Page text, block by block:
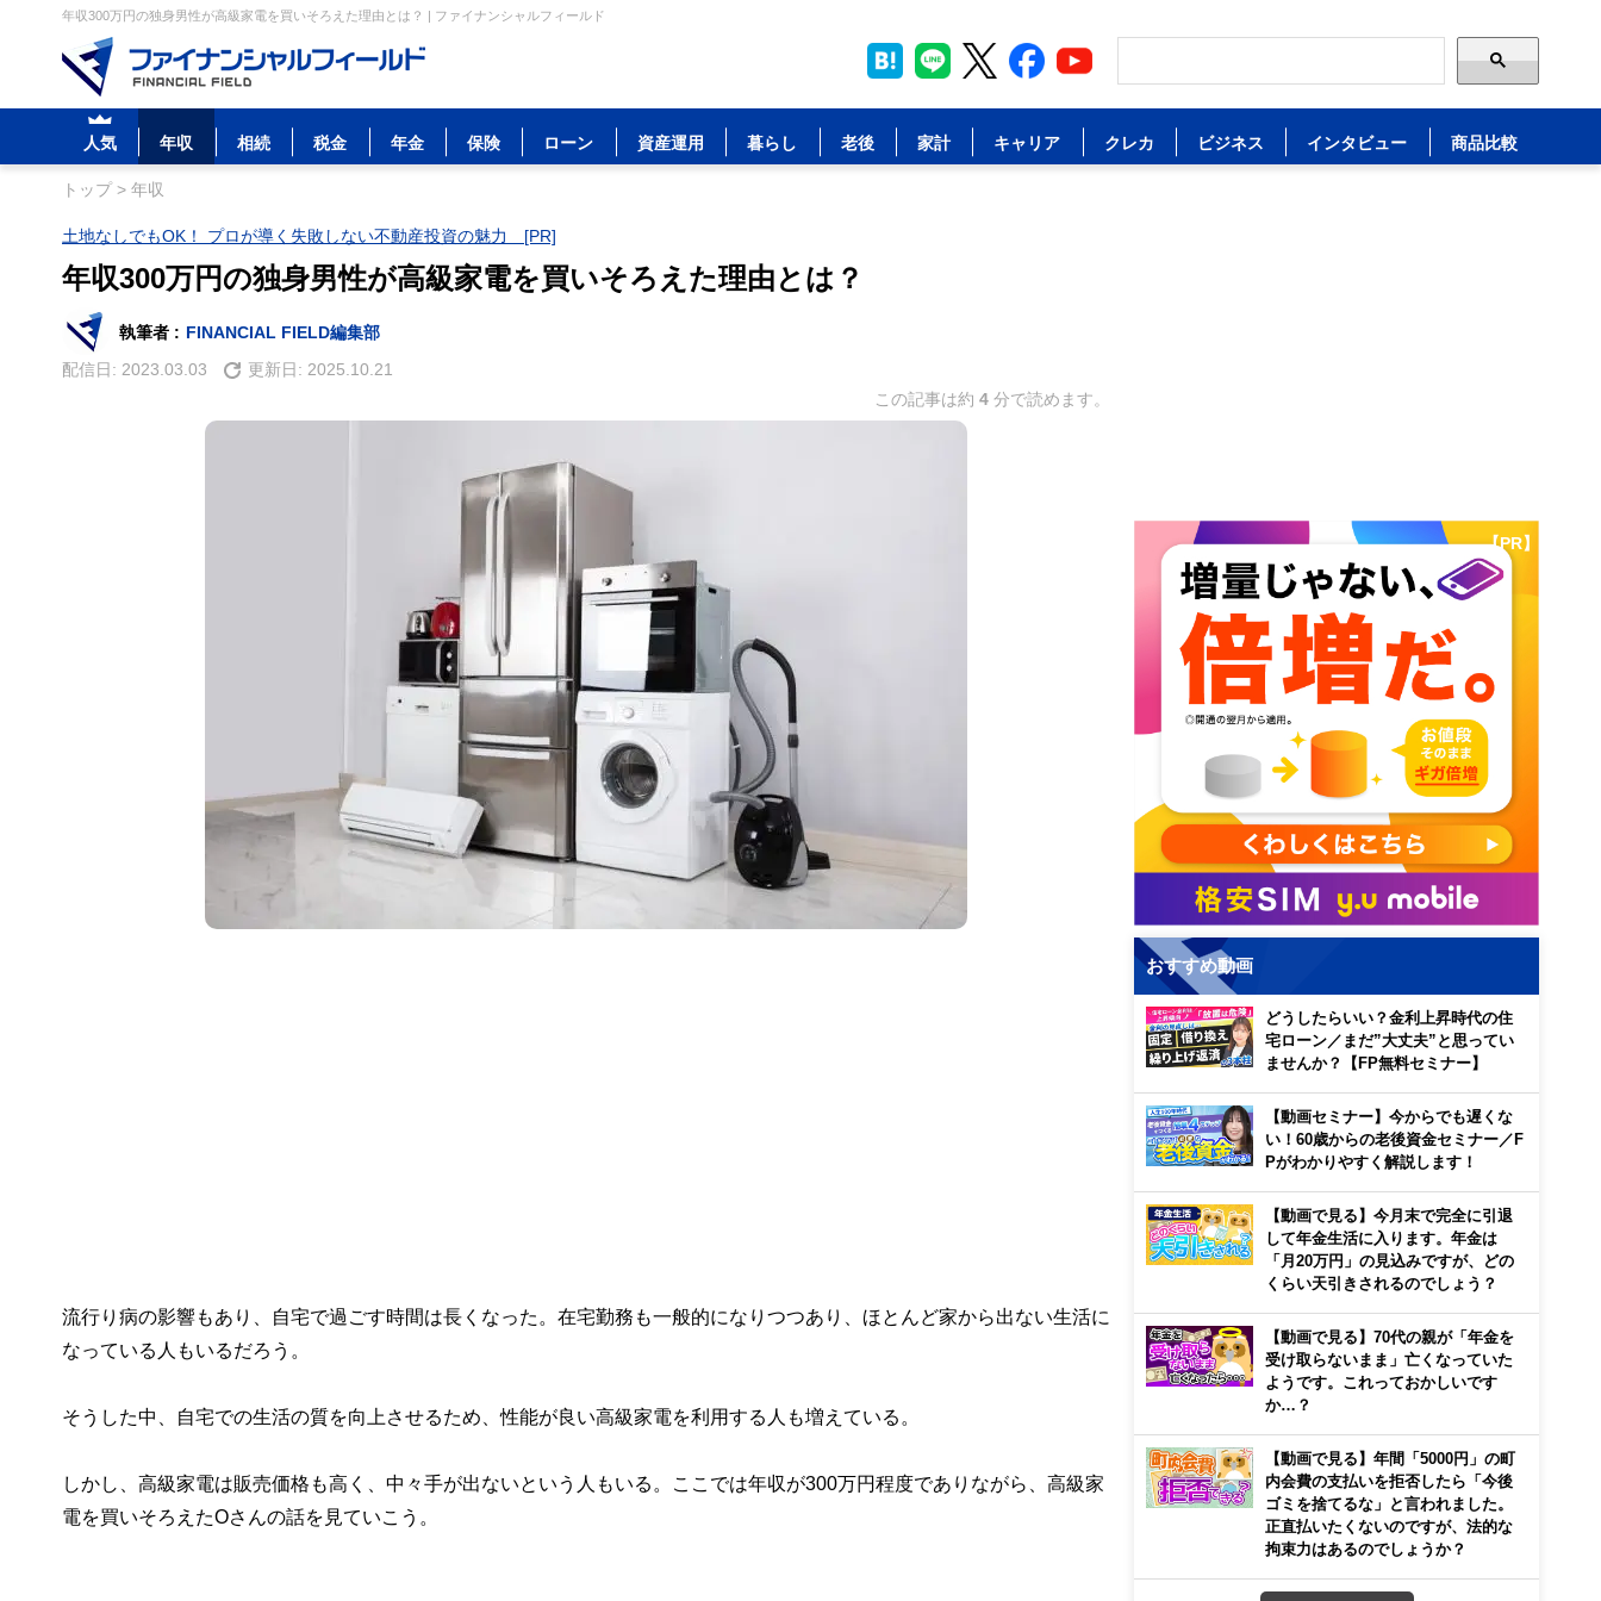
年収300万円の独身男性が高級家電を買いそろえた理由とは？ | ファイナンシャルフィールド
人気 年収 相続 税金 年金 保険 ローン 資産運用 暮らし 老後 家計 キャリア クレカ ビジネス インタビュー 商品比較
トップ> 年収
土地なしでもOK！ プロが導く失敗しない不動産投資の魅力 [PR]
年収300万円の独身男性が高級家電を買いそろえた理由とは？
執筆者 : FINANCIAL FIELD編集部
配信日: 2023.03.03 更新日: 2025.10.21
この記事は約 4 分で読めます。
流行り病の影響もあり、自宅で過ごす時間は長くなった。在宅勤務も一般的になりつつあり、ほとんど家から出ない生活に
なっている人もいるだろう。
そうした中、自宅での生活の質を向上させるため、性能が良い高級家電を利用する人も増えている。
しかし、高級家電は販売価格も高く、中々手が出ないという人もいる。ここでは年収が300万円程度でありながら、高級家
電を買いそろえたOさんの話を見ていこう。
【PR】
おすすめ動画
どうしたらいい？金利上昇時代の住
宅ローン／まだ”大丈夫”と思ってい
ませんか？【FP無料セミナー】
【動画セミナー】今からでも遅くな
い！60歳からの老後資金セミナー／F
Pがわかりやすく解説します！
【動画で見る】今月末で完全に引退
して年金生活に入ります。年金は
「月20万円」の見込みですが、どの
くらい天引きされるのでしょう？
【動画で見る】70代の親が「年金を
受け取らないまま」亡くなっていた
ようです。これっておかしいです
か…？
【動画で見る】年間「5000円」の町
内会費の支払いを拒否したら「今後
ゴミを捨てるな」と言われました。
正直払いたくないのですが、法的な
拘束力はあるのでしょうか？